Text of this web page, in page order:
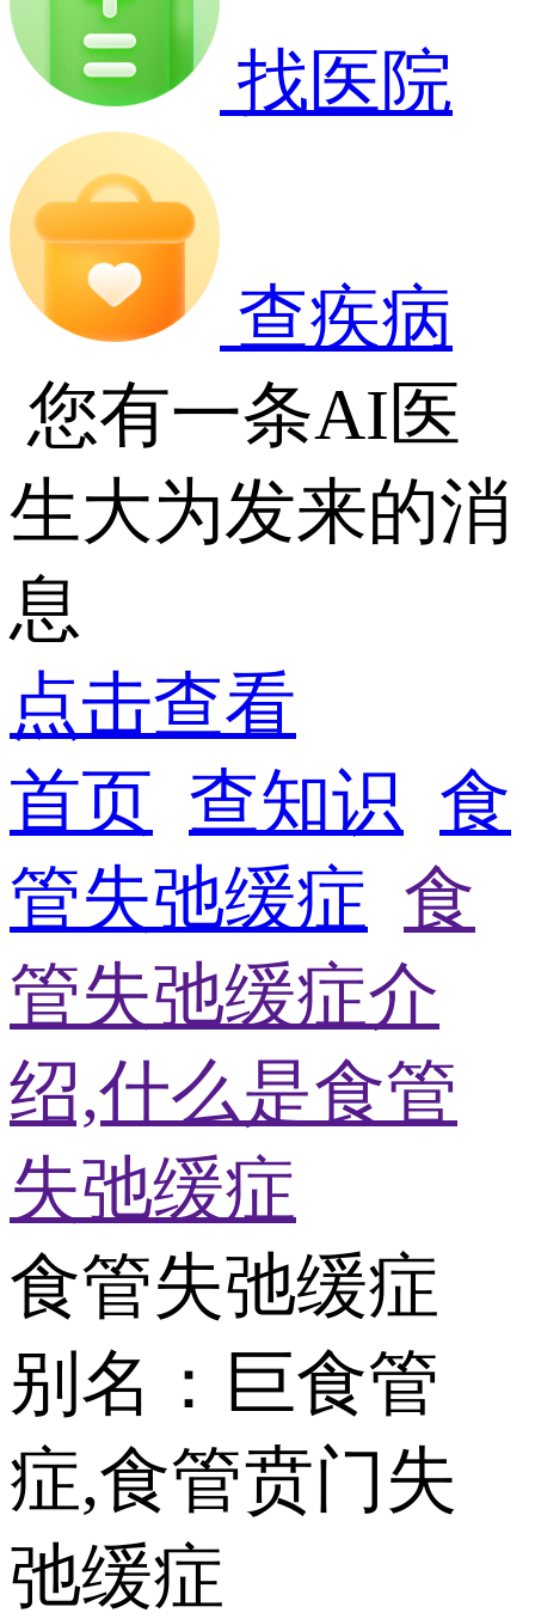
找医院
查疾病
您有一条AI医
生大为发来的消
息
点击查看
首页 查知识 食
管失弛缓症 食
管失弛缓症介
绍,什么是食管
失弛缓症
食管失弛缓症
别名：巨食管
症,食管贲门失
弛缓症